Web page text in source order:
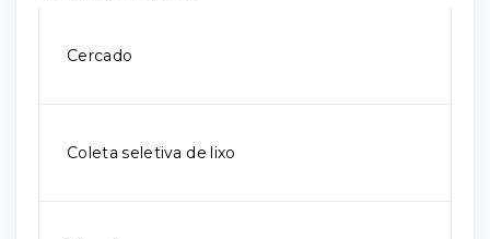
Cercado
Coleta seletiva de lixo